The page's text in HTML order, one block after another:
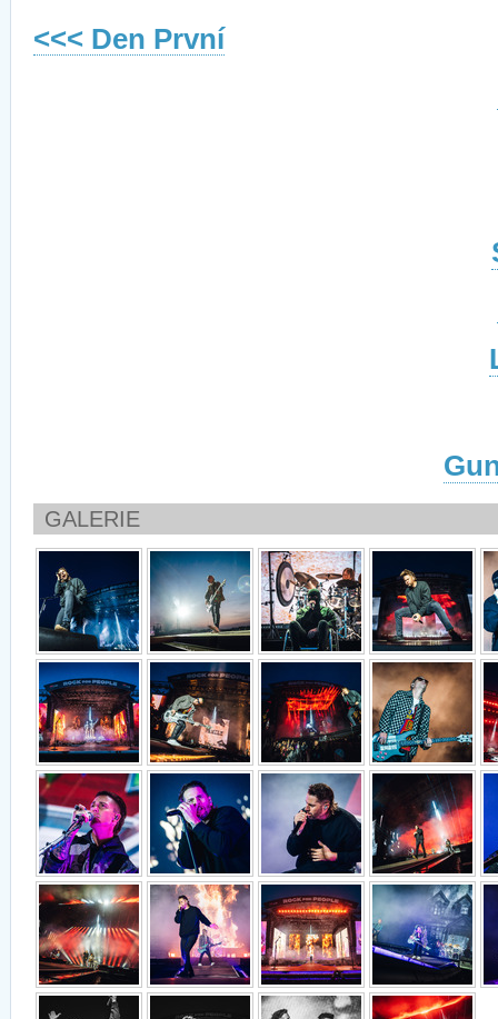
<<< Den První
GALERIE